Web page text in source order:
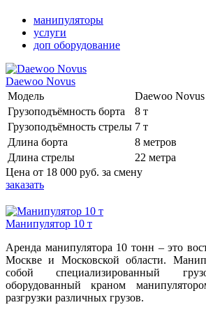
манипуляторы
услуги
доп оборудование
Daewoo Novus
Модель
Daewoo Novus
Грузоподъёмность борта
8 т
Грузоподъёмность стрелы 7 т
Длина борта
8 метров
Длина стрелы
22 метра
Цена от 18 000 руб. за смену
заказать
Манипулятор 10 т
Аренда манипулятора 10 тонн – это
Москве и Московской области.
собой специализированный
оборудованный краном
разгрузки различных грузов.